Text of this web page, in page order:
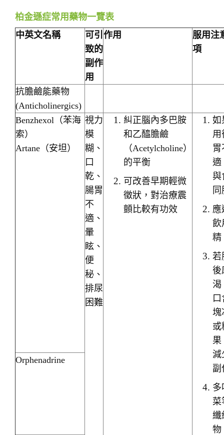
柏金遜症常用藥物一覽表
中英文名稱
可引
致的
副作
用
作用
服用注
項
抗膽鹼能藥物
(Anticholinergics)
Benzhexol（苯海
索）
Artane（安坦）
視力
模
糊、
口
乾、
腸胃
不
適、
暈
眩、
便
秘、
排尿
困難
糾正腦內多巴胺
和乙醯膽鹼
（Acetylcholine）
的平衡
可改善早期輕微
徵狀，對治療震
顫比較有功效
如
用
胃
適
與
同
應
飲
精
若
後
渴
塊
或
果
減
副
多
菜
纖
物
Orphenadrine